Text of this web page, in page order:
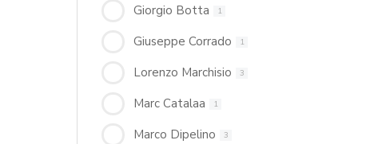
Giorgio Botta 1
Giuseppe Corrado 1
Lorenzo Marchisio 3
Marc Catalaa 1
Marco Dipelino 3